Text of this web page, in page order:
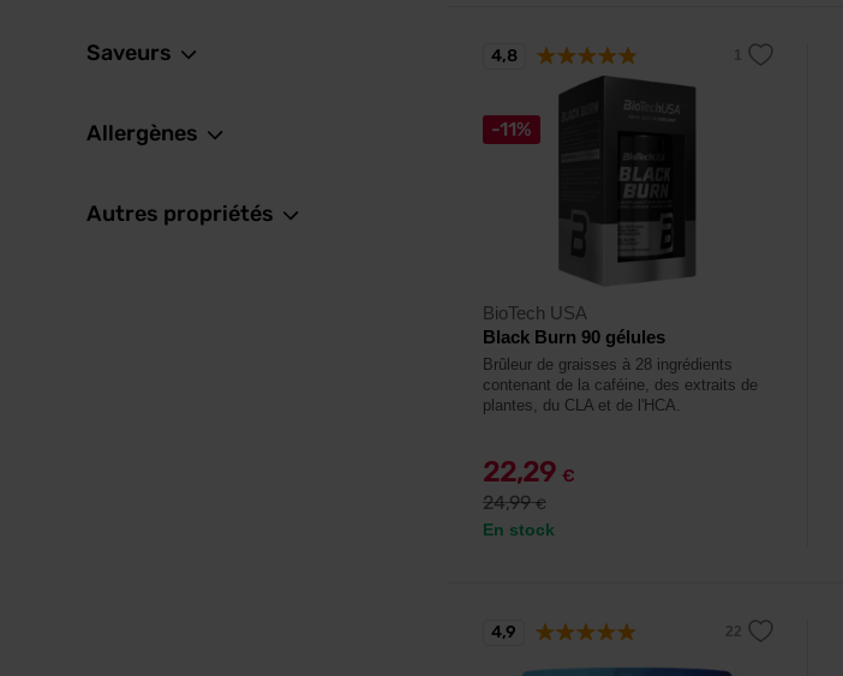
Saveurs
Allergènes
Autres propriétés
-11%
BioTech USA
Black Burn 90 gélules
Brûleur de graisses à 28 ingrédients
contenant de la caféine, des extraits de
plantes, du CLA et de l'HCA.
22,29 €
24,99€
En stock
4,8
4,9